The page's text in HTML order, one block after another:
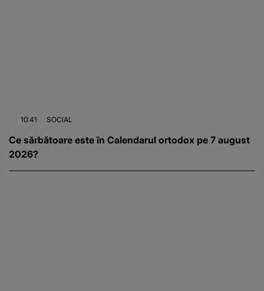
10:41 SOCIAL
Ce sărbătoare este în Calendarul ortodox pe 7 august
2026?